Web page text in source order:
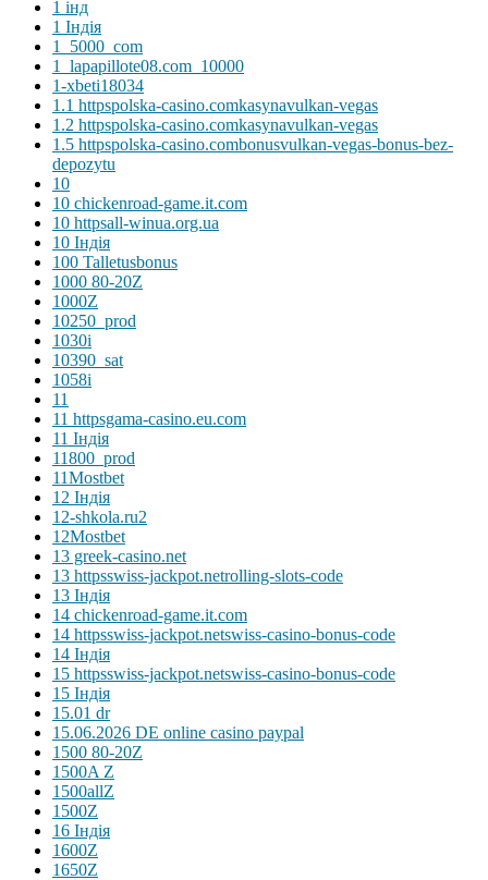
1 інд
1 Індія
1_5000_com
1_lapapillote08.com_10000
1-xbeti18034
1.1 httpspolska-casino.comkasynavulkan-vegas
1.2 httpspolska-casino.comkasynavulkan-vegas
1.5 httpspolska-casino.combonusvulkan-vegas-bonus-bez-
depozytu
10
10 chickenroad-game.it.com
10 httpsall-winua.org.ua
10 Індія
100 Talletusbonus
1000 80-20Z
1000Z
10250_prod
1030i
10390_sat
1058i
11
11 httpsgama-casino.eu.com
11 Індія
11800_prod
11Mostbet
12 Індія
12-shkola.ru2
12Mostbet
13 greek-casino.net
13 httpsswiss-jackpot.netrolling-slots-code
13 Індія
14 chickenroad-game.it.com
14 httpsswiss-jackpot.netswiss-casino-bonus-code
14 Індія
15 httpsswiss-jackpot.netswiss-casino-bonus-code
15 Індія
15.01 dr
15.06.2026 DE online casino paypal
1500 80-20Z
1500A Z
1500allZ
1500Z
16 Індія
1600Z
1650Z